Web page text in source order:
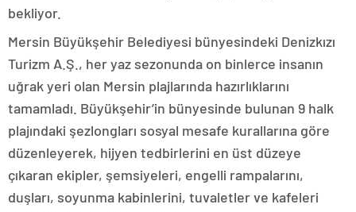
bekliyor.
Mersin Büyükşehir Belediyesi bünyesindeki Denizkızı
Turizm A.Ş., her yaz sezonunda on binlerce insanın
uğrak yeri olan Mersin plajlarında hazırlıklarını
tamamladı. Büyükşehir’in bünyesinde bulunan 9 halk
plajındaki şezlongları sosyal mesafe kurallarına göre
düzenleyerek, hijyen tedbirlerini en üst düzeye
çıkaran ekipler, şemsiyeleri, engelli rampalarını,
duşları, soyunma kabinlerini, tuvaletler ve kafeleri